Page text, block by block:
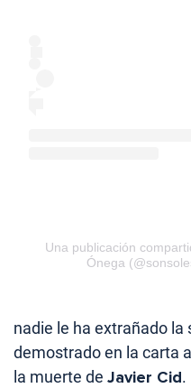
Una publicación
Ónega
nadie le ha extrañado la
demostrado en la carta
la muerte de Javier Cid.